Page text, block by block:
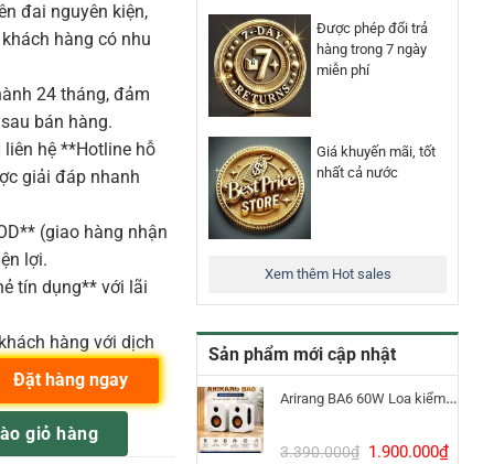
Được phép đổi trả
hàng trong 7 ngày
miễn phí
Giá khuyến mãi, tốt
nhất cả nước
Xem thêm Hot sales
Sản phẩm mới cập nhật
Arirang BA6 60W Loa kiểm âm Bluetooth 5.3
3.390.000₫ Giá
1.900.000₫Giá
đai nguyên kiện,
hàng có nhu
24 tháng, đảm
bán hàng.
hệ **Hotline hỗ
giải đáp nhanh
(giao hàng nhận
lợi.
tín dụng** với lãi
hàng với dịch
Tai nghe kiểm âm dynamic số lượng
giỏ hàng
Đặt hàng ngay